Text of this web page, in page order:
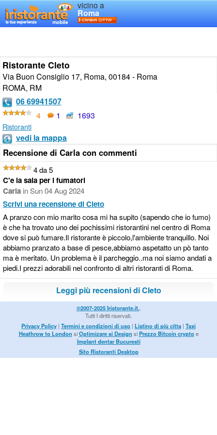
vicino a
Roma
Ristorante Cleto
Via Buon Consiglio 17, Roma, 00184 - Roma
ROMA, RM
06 69941507
4
1 1693
Ristoranti
vedi la mappa
Recensione di Carla con commenti
4 da 5
C'e la sala per i fumatori
Carla inSun 04 Aug 2024
Scrivi una recensione di Cleto
A pranzo con mio marito cosa mi ha supito (sapendo che io fumo)
è che ha trovato uno dei pochissimi ristorantini nel centro di Roma
dove si può fumare.Il ristorante è piccolo,l'ambiente tranquillo. Noi
abbiamo pranzato a base di pesce,abbiamo aspetatto un pò tanto
ma è meritato. Un problema è il parcheggio..ma noi siamo andati a
piedi.I prezzi adorabili nel confronto di altri ristoranti di Roma.
Leggi più recensioni di Cleto
©2007-2025 Iristorante.it..
Tutti I diritti riservati.
Privacy Policy | Termini e condizioni di uso | Listino di più citta | Taxi
Heathrow to London siOptimizare si Design siPrezzo Bitcoin cryptoe
Implant dentar Bucuresti
Sito Ristoranti Desktop